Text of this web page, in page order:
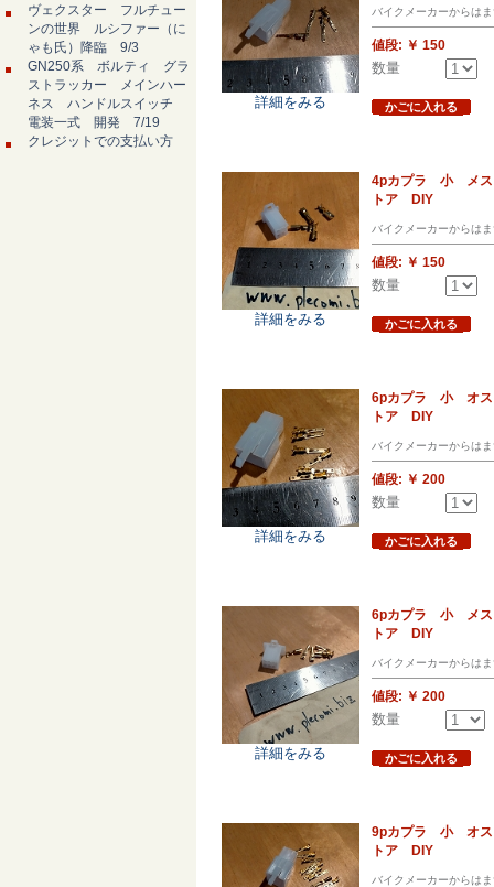
ヴェクスター フルチュー
ンの世界 ルシファー（に
ゃも氏）降臨 9/3
GN250系 ボルティ グラ
ストラッカー メインハー
ネス ハンドルスイッチ
電装一式 開発 7/19
クレジットでの支払い方
詳細をみる
バイクメーカーからは
値段: ￥ 150
数量
かごに入れる
詳細をみる
4pカプラ 小 メ
トア DIY
バイクメーカーからは
値段: ￥ 150
数量
かごに入れる
詳細をみる
6pカプラ 小 オ
トア DIY
バイクメーカーからは
値段: ￥ 200
数量
かごに入れる
詳細をみる
6pカプラ 小 メ
トア DIY
バイクメーカーからは
値段: ￥ 200
数量
かごに入れる
9pカプラ 小 オ
トア DIY
バイクメーカーからは